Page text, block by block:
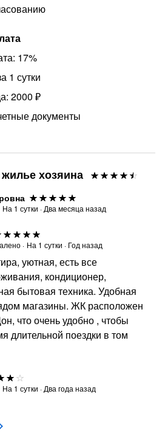
17%
1 сутки
2000 ₽
документы
хозяина
На 1 сутки · Два месяца назад
· На 1 сутки · Год назад
уютная, есть все
кондиционер,
бытовая техника. Удобная
магазины. ЖК расположен
что очень удобно , чтобы
длительной поездки в том
На 1 сутки · Два года назад